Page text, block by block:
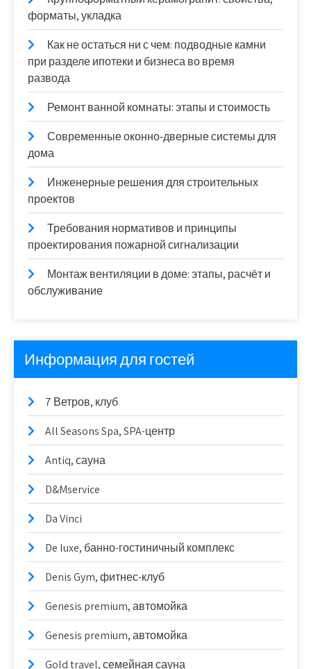
форматы, укладка
Как не остаться ни с чем: подводные камни
при разделе ипотеки и бизнеса во время
развода
Ремонт ванной комнаты: этапы и стоимость
Современные оконно‑дверные системы для
дома
Инженерные решения для строительных
проектов
Требования нормативов и принципы
проектирования пожарной сигнализации
Монтаж вентиляции в доме: этапы, расчёт и
обслуживание
Информация для гостей
7 Ветров, клуб
All Seasons Spa, SPA-центр
Antiq, сауна
D&Mservice
Da Vinci
De luxe, банно-гостиничный комплекс
Denis Gym, фитнес-клуб
Genesis premium, автомойка
Genesis premium, автомойка
Gold travel, семейная сауна